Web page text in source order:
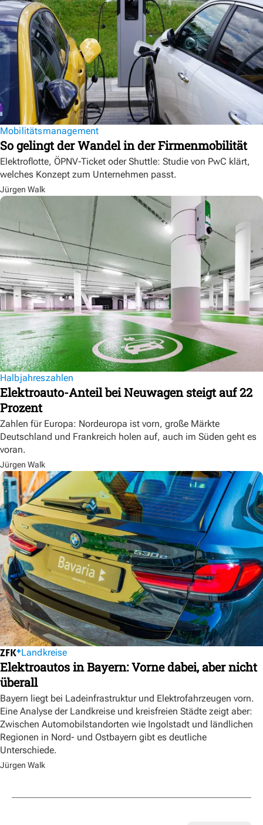
Mobilitätsmanagement
So gelingt der Wandel in der Firmenmobilität
Elektroflotte, ÖPNV-Ticket oder Shuttle: Studie von PwC klärt,
welches Konzept zum Unternehmen passt.
Jürgen Walk
Halbjahreszahlen
Elektroauto-Anteil bei Neuwagen steigt auf 22
Prozent
Zahlen für Europa: Nordeuropa ist vorn, große Märkte
Deutschland und Frankreich holen auf, auch im Süden geht es
voran.
Jürgen Walk
Landkreise
Elektroautos in Bayern: Vorne dabei, aber nicht
überall
Bayern liegt bei Ladeinfrastruktur und Elektrofahrzeugen vorn.
Eine Analyse der Landkreise und kreisfreien Städte zeigt aber:
Zwischen Automobilstandorten wie Ingolstadt und ländlichen
Regionen in Nord- und Ostbayern gibt es deutliche
Unterschiede.
Jürgen Walk